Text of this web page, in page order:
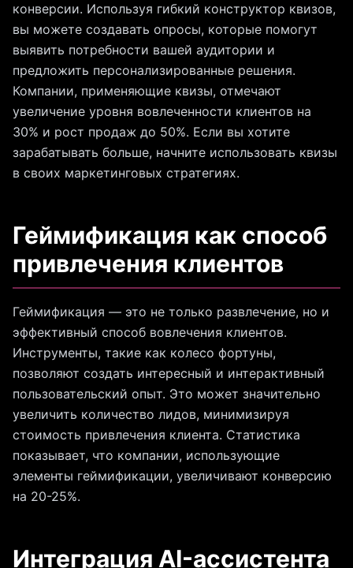
конверсии. Используя гибкий конструктор квизов,
вы можете создавать опросы, которые помогут
выявить потребности вашей аудитории и
предложить персонализированные решения.
Компании, применяющие квизы, отмечают
увеличение уровня вовлеченности клиентов на
30% и рост продаж до 50%. Если вы хотите
зарабатывать больше, начните использовать квизы
в своих маркетинговых стратегиях.
Геймификация как способ
привлечения клиентов
Геймификация — это не только развлечение, но и
эффективный способ вовлечения клиентов.
Инструменты, такие как колесо фортуны,
позволяют создать интересный и интерактивный
пользовательский опыт. Это может значительно
увеличить количество лидов, минимизируя
стоимость привлечения клиента. Статистика
показывает, что компании, использующие
элементы геймификации, увеличивают конверсию
на 20-25%.
Интеграция AI-ассистента